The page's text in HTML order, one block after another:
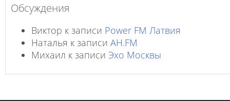
Обсуждения
Виктор к записи Power FM Латвия
Наталья к записи AH.FM
Михаил к записи Эхо Москвы